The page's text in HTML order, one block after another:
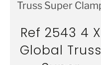
Ref 2543 4 X
Global Truss